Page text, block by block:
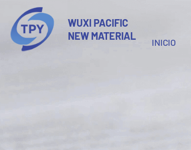
WUXI PACIFIC
NEW MATERIAL
INICIO